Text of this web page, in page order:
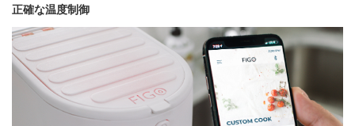
正確な温度制御